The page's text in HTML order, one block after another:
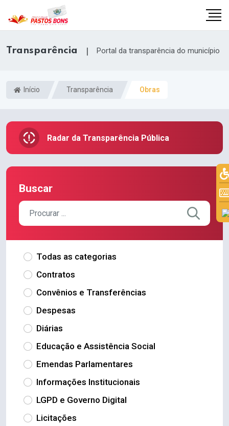
Transparência | Portal da transparência do município
Início Transparência Obras
Radar da Transparência Pública
Buscar
Todas as categorias
Contratos
Convênios e Transferências
Despesas
Diárias
Educação e Assistência Social
Emendas Parlamentares
Informações Institucionais
LGPD e Governo Digital
Licitações